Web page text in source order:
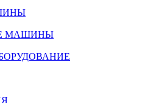
МАШИНЫ